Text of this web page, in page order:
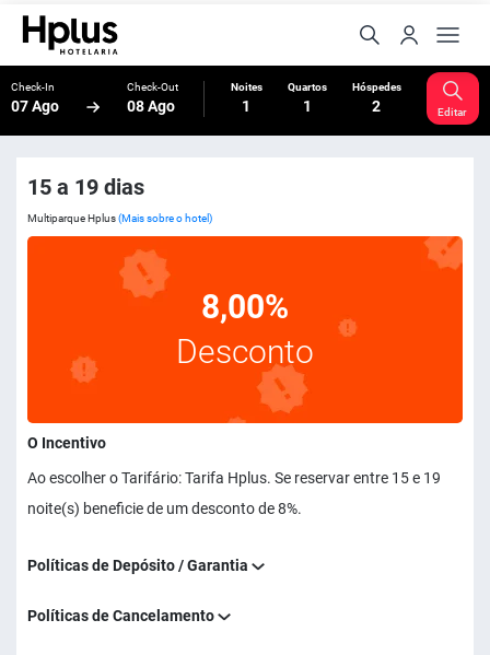
Check-In
07 Ago
Check-Out
08 Ago
Noites
1
Quartos
1
Hóspedes
2 Editar
15 a 19 dias
Multiparque Hplus(Mais sobre o hotel)
8,00%
Desconto
O Incentivo
Ao escolher o Tarifário: Tarifa Hplus. Se reservar entre 15 e 19
noite(s) beneficie de um desconto de 8%.
Políticas de Depósito / Garantia
Políticas de Cancelamento